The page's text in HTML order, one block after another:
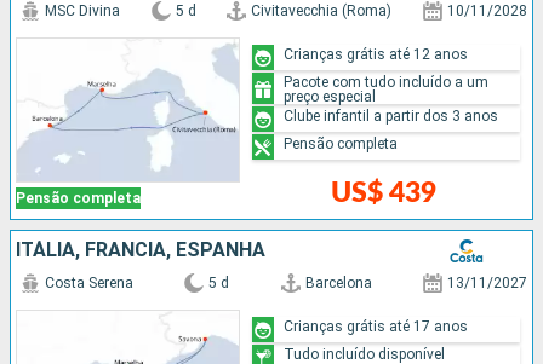
Pensão completa
MSC Divina 5 d Civitavecchia (Roma) 10/11/2028
US$ 439
Crianças grátis até 12 anos
Pacote com tudo incluído a um
preço especial
Clube infantil a partir dos 3 anos
Pensão completa
ITÁLIA, FRANCIA, ESPANHA
Costa Serena 5 d Barcelona 13/11/2027
Crianças grátis até 17 anos
Tudo incluído disponível